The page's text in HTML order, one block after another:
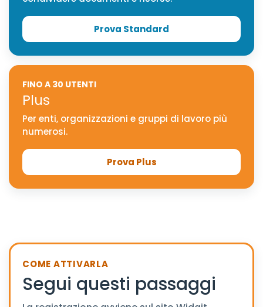
Prova Standard
FINO A 30 UTENTI
Plus
Per enti, organizzazioni e gruppi di lavoro più
numerosi.
Prova Plus
COME ATTIVARLA
Segui questi passaggi